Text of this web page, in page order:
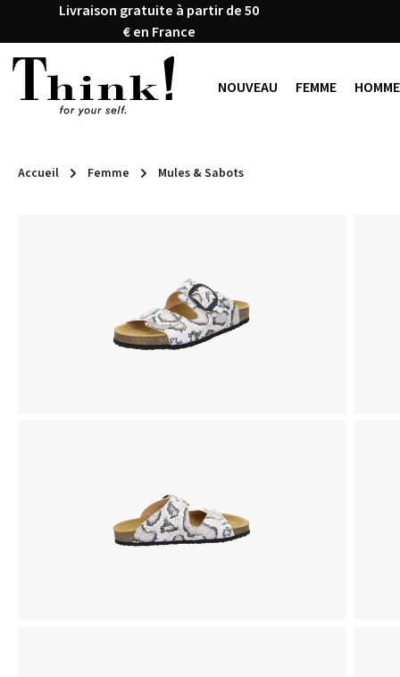
au contenu principal
Passer à la recherche
Passer à la navigation principale
Livraison gratuite à partir de 50
€ en France
NOUVEAU FEMME HOMME
Accueil Femme Mules & Sabots